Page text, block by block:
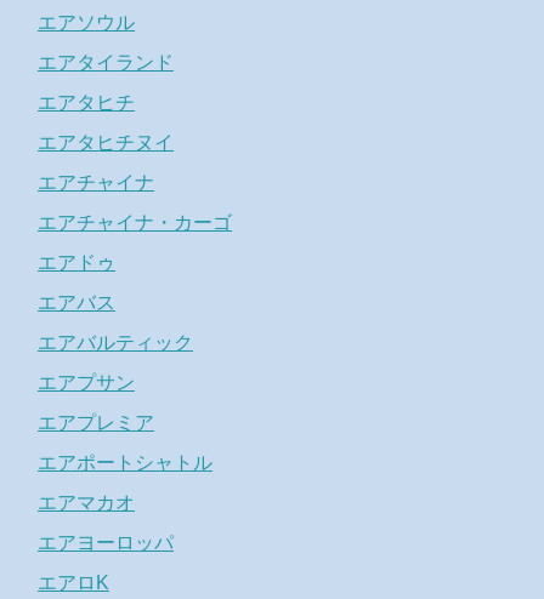
エアソウル
エアタイランド
エアタヒチ
エアタヒチヌイ
エアチャイナ
エアチャイナ・カーゴ
エアドゥ
エアバス
エアバルティック
エアプサン
エアプレミア
エアポートシャトル
エアマカオ
エアヨーロッパ
エアロK